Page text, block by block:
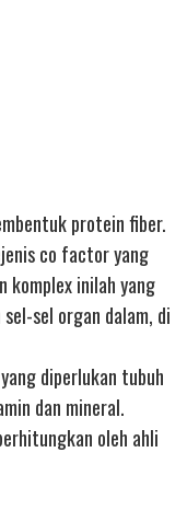
protein fiber.
co factor yang
komplex inilah yang
sel organ dalam, di
diperlukan tubuh
dan mineral.
oleh ahli